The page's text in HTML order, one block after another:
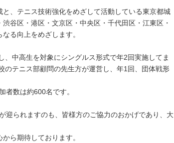
、テニス技術強化をめざして活動している東京都城
谷区・港区・文京区・中央区・千代田区・江東区・
る向上をめざします。
中高生を対象にシングルス形式で年2回実施してま
テニス部顧問の先生方が運営し、年1回、団体戦形
者数は約600名です。
迎られますのも、皆様方のご協力のおかげであり、大
ら期待しております。